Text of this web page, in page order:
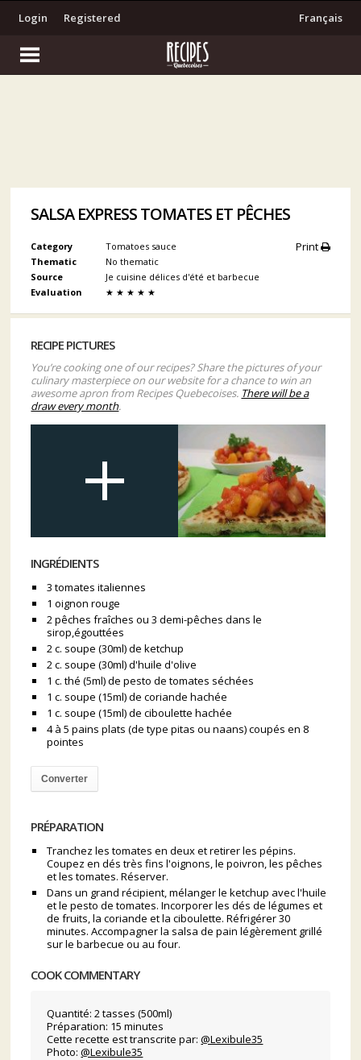
Registered
Login Français
SALSA EXPRESS TOMATES ET PÊCHES
Print
Category
Tomatoes sauce
Thematic
No thematic
Source
Je cuisine délices d'été et barbecue
Evaluation
★ ★ ★ ★ ★
RECIPE PICTURES
You’re cooking one of our recipes? Share the pictures of your
culinary masterpiece on our website for a chance to win an
awesome apron from Recipes Quebecoises. There will be a
draw every month.
INGRÉDIENTS
3 tomates italiennes
1 oignon rouge
2 pêches fraîches ou 3 demi-pêches dans le
sirop,égouttées
2 c. soupe (30ml) de ketchup
2 c. soupe (30ml) d'huile d'olive
1 c. thé (5ml) de pesto de tomates séchées
1 c. soupe (15ml) de coriande hachée
1 c. soupe (15ml) de ciboulette hachée
4 à 5 pains plats (de type pitas ou naans) coupés en 8
pointes
Converter
PRÉPARATION
Tranchez les tomates en deux et retirer les pépins.
Coupez en dés très fins l'oignons, le poivron, les pêches
et les tomates. Réserver.
Dans un grand récipient, mélanger le ketchup avec l'huile
et le pesto de tomates. Incorporer les dés de légumes et
de fruits, la coriande et la ciboulette. Réfrigérer 30
minutes. Accompagner la salsa de pain légèrement grillé
sur le barbecue ou au four.
COOK COMMENTARY
Quantité: 2 tasses (500ml)
Préparation: 15 minutes
Cette recette est transcrite par:@Lexibule35
Photo:@Lexibule35